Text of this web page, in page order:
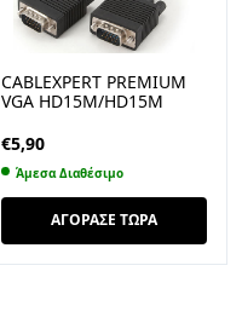
CABLEXPERT PREMIUM
VGA HD15M/HD15M
FERRITE CORE 1.8M
CABLE
€5,90
Άμεσα Διαθέσιμο
ΑΓΟΡΑΣΕ ΤΩΡΑ